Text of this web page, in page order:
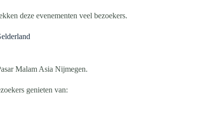
deze evenementen veel bezoekers.
Malam Asia Nijmegen.
genieten van: